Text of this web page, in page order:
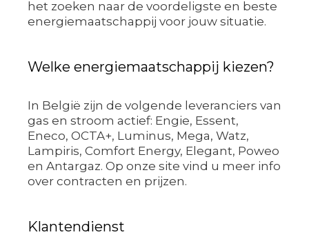
het zoeken naar de voordeligste en beste
energiemaatschappij voor jouw situatie.
Welke energiemaatschappij kiezen?
In België zijn de volgende leveranciers van
gas en stroom actief: Engie, Essent,
Eneco, OCTA+, Luminus, Mega, Watz,
Lampiris, Comfort Energy, Elegant, Poweo
en Antargaz. Op onze site vind u meer info
over contracten en prijzen.
Klantendienst